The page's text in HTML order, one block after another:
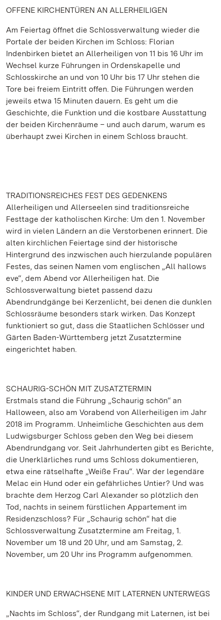
OFFENE KIRCHENTÜREN AN ALLERHEILIGEN
Am Feiertag öffnet die Schlossverwaltung wieder die
Portale der beiden Kirchen im Schloss: Florian
Indenbirken bietet an Allerheiligen von 11 bis 16 Uhr im
Wechsel kurze Führungen in Ordenskapelle und
Schlosskirche an und von 10 Uhr bis 17 Uhr stehen die
Tore bei freiem Eintritt offen. Die Führungen werden
jeweils etwa 15 Minuten dauern. Es geht um die
Geschichte, die Funktion und die kostbare Ausstattung
der beiden Kirchenräume – und auch darum, warum es
überhaupt zwei Kirchen in einem Schloss braucht.
TRADITIONSREICHES FEST DES GEDENKENS
Allerheiligen und Allerseelen sind traditionsreiche
Festtage der katholischen Kirche: Um den 1. November
wird in vielen Ländern an die Verstorbenen erinnert. Die
alten kirchlichen Feiertage sind der historische
Hintergrund des inzwischen auch hierzulande populären
Festes, das seinen Namen vom englischen „All hallows
eve“, dem Abend vor Allerheiligen hat. Die
Schlossverwaltung bietet passend dazu
Abendrundgänge bei Kerzenlicht, bei denen die dunklen
Schlossräume besonders stark wirken. Das Konzept
funktioniert so gut, dass die Staatlichen Schlösser und
Gärten Baden-Württemberg jetzt Zusatztermine
eingerichtet haben.
SCHAURIG-SCHÖN MIT ZUSATZTERMIN
Erstmals stand die Führung „Schaurig schön“ an
Halloween, also am Vorabend von Allerheiligen im Jahr
2018 im Programm. Unheimliche Geschichten aus dem
Ludwigsburger Schloss geben den Weg bei diesem
Abendrundgang vor. Seit Jahrhunderten gibt es Berichte,
die Unerklärliches rund ums Schloss dokumentieren,
etwa eine rätselhafte „Weiße Frau“. War der legendäre
Melac ein Hund oder ein gefährliches Untier? Und was
brachte dem Herzog Carl Alexander so plötzlich den
Tod, nachts in seinem fürstlichen Appartement im
Residenzschloss? Für „Schaurig schön“ hat die
Schlossverwaltung Zusatztermine am Freitag, 1.
November um 18 und 20 Uhr, und am Samstag, 2.
November, um 20 Uhr ins Programm aufgenommen.
KINDER UND ERWACHSENE MIT LATERNEN UNTERWEGS
„Nachts im Schloss“, der Rundgang mit Laternen, ist bei